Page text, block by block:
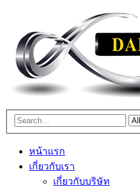
หน้าแรก
เกี่ยวกับเรา
เกี่ยวกับบริษัท